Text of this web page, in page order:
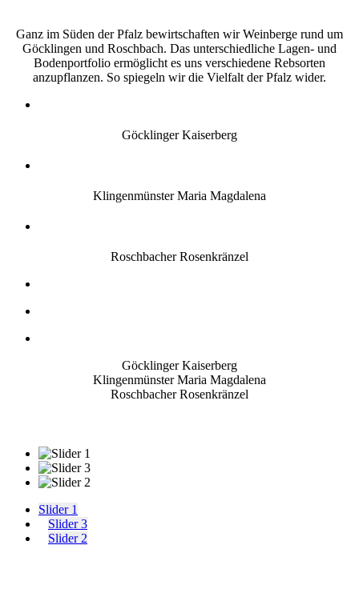
Ganz im Süden der Pfalz bewirtschaften wir Weinberge rund um
Göcklingen und Roschbach. Das unterschiedliche Lagen- und
Bodenportfolio ermöglicht es uns verschiedene Rebsorten
anzupflanzen. So spiegeln wir die Vielfalt der Pfalz wider.
Göcklinger Kaiserberg
Klingenmünster Maria Magdalena
Roschbacher Rosenkränzel
Göcklinger Kaiserberg
Klingenmünster Maria Magdalena
Roschbacher Rosenkränzel
Slider 1
Slider 3
Slider 2